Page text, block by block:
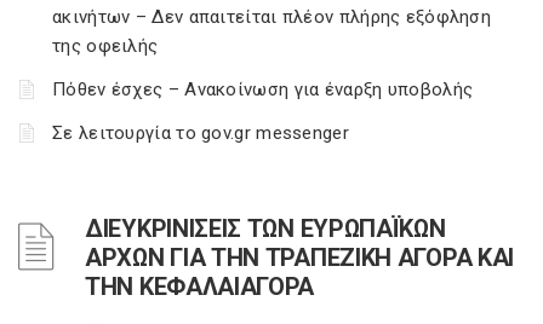
ακινήτων – Δεν απαιτείται πλέον πλήρης εξόφληση
της οφειλής
Πόθεν έσχες – Ανακοίνωση για έναρξη υποβολής
Σε λειτουργία το gov.gr messenger
ΔΙΕΥΚΡΙΝΙΣΕΙΣ ΤΩΝ ΕΥΡΩΠΑΪΚΩΝ
ΑΡΧΩΝ ΓΙΑ ΤΗΝ ΤΡΑΠΕΖΙΚΗ ΑΓΟΡΑ ΚΑΙ
ΤΗΝ ΚΕΦΑΛΑΙΑΓΟΡΑ